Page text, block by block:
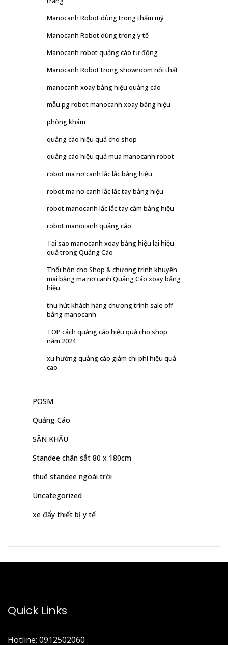
Manocanh Robot dùng trong thẩm mỹ
Manocanh Robot dùng trong y tế
Manocanh robot quảng cáo tự động
Manocanh Robot trong showroom nội thất
manocanh xoay bảng hiệu quảng cáo
mẫu pg robot manocanh xoay bảng hiệu
phòng khám
quảng cáo hiệu quả cho shop
quảng cáo hiệu quả mua manocanh robot
robot ma nơ canh lắc lắc bảng hiệu
robot ma nơ canh lắc lắc tay bảng hiệu
robot manocanh lắc lắc tay cầm bảng hiệu
robot manocanh quảng cáo
Tại sao manocanh xoay bảng hiệu lại hiệu
quả trong Quảng Cáo
Thổi hồn cho Shop & chương trình khuyến
mãi bằng ma nơ canh Quảng Cáo xoay bảng
hiệu
thu hút khách hàng chương trình sale off
bằng manocanh
TOP cách quảng cáo hiệu quả cho shop
năm 2024
xu hướng quảng cáo giảm chi phí hiệu quả
cao
POSM
Quảng Cáo
SÂN KHẤU
Standee chân sắt 80 x 180cm
thuê standee ngoài trời
Uncategorized
xe đẩy thiết bị y tế
Quick Links
Hotline: 0912502060